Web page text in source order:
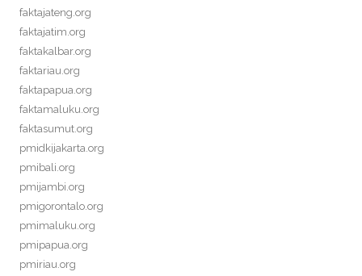
faktajateng.org
faktajatim.org
faktakalbar.org
faktariau.org
faktapapua.org
faktamaluku.org
faktasumut.org
pmidkijakarta.org
pmibali.org
pmijambi.org
pmigorontalo.org
pmimaluku.org
pmipapua.org
pmiriau.org